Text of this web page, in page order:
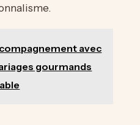
avec
gourmands